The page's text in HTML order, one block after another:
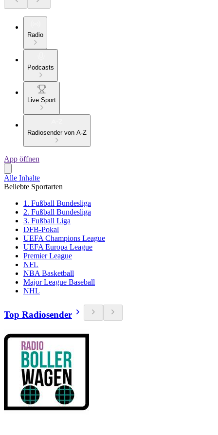
Radio
Podcasts
Live Sport
Radiosender von A-Z
App öffnen
Alle Inhalte
Beliebte Sportarten
1. Fußball Bundesliga
2. Fußball Bundesliga
3. Fußball Liga
DFB-Pokal
UEFA Champions League
UEFA Europa League
Premier League
NFL
NBA Basketball
Major League Baseball
NHL
Top Radiosender